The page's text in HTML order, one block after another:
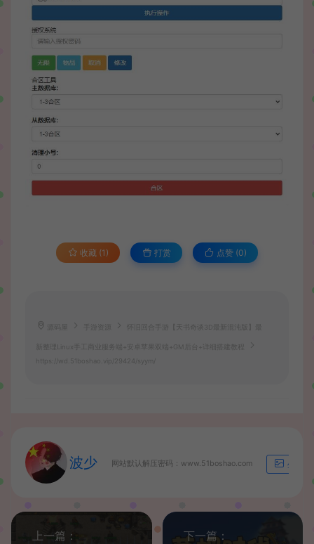
收藏 (1) 打赏 点赞 (0)
手游资源 怀旧回合手游【天书奇谈3D最新混沌版】最
新整理Linux手工商业服务端+安卓苹果双端+GM后台+详细搭建教程
https://wd.51boshao.vip/29424/syym/
波少 网站默认解压密码：www.51boshao.com 生成海
上一篇：
下一篇：